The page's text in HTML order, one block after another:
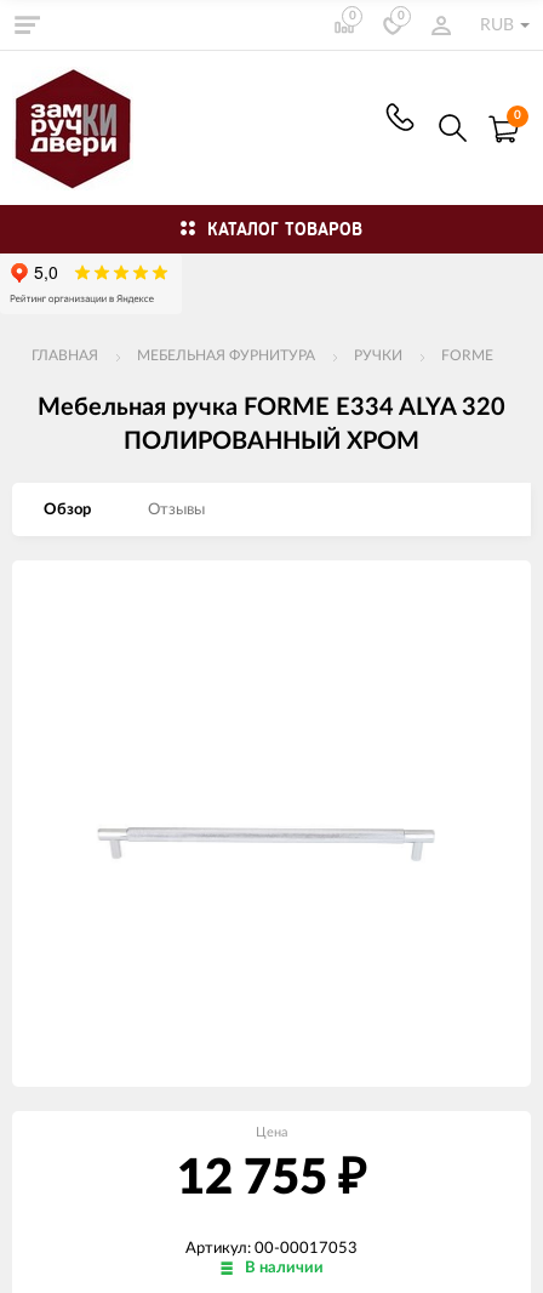
0 0
RUB
0
КАТАЛОГ ТОВАРОВ
ГЛАВНАЯ МЕБЕЛЬНАЯ ФУРНИТУРА РУЧКИ FORME
Мебельная ручка FORME E334 ALYA 320
ПОЛИРОВАННЫЙ ХРОМ
Обзор Отзывы
Цена
12 755 ₽
Артикул: 00-00017053
В наличии